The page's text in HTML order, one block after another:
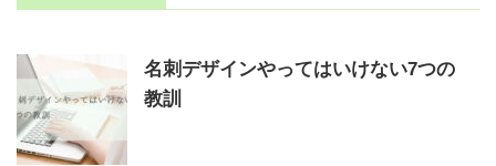
名刺デザインやってはいけない7つの
教訓